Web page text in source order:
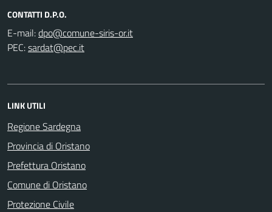
CONTATTI D.P.O.
E-mail:
PEC:
LINK UTILI
Regione Sardegna
Provincia di Oristano
Prefettura Oristano
Comune di Oristano
Protezione Civile